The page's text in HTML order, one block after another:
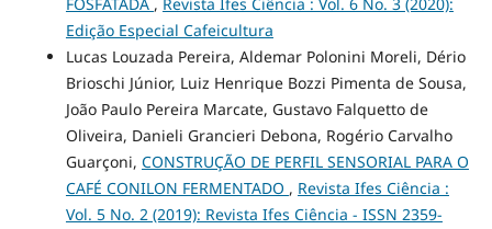
Edição Especial Cafeicultura
Lucas Louzada Pereira, Aldemar Polonini Moreli, Dério
Brioschi Júnior, Luiz Henrique Bozzi Pimenta de Sousa,
João Paulo Pereira Marcate, Gustavo Falquetto de
Oliveira, Danieli Grancieri Debona, Rogério Carvalho
Guarçoni, CONSTRUÇÃO DE PERFIL SENSORIAL PARA O
CAFÉ CONILON FERMENTADO , Revista Ifes Ciência :
Vol. 5 No. 2 (2019): Revista Ifes Ciência - ISSN 2359-